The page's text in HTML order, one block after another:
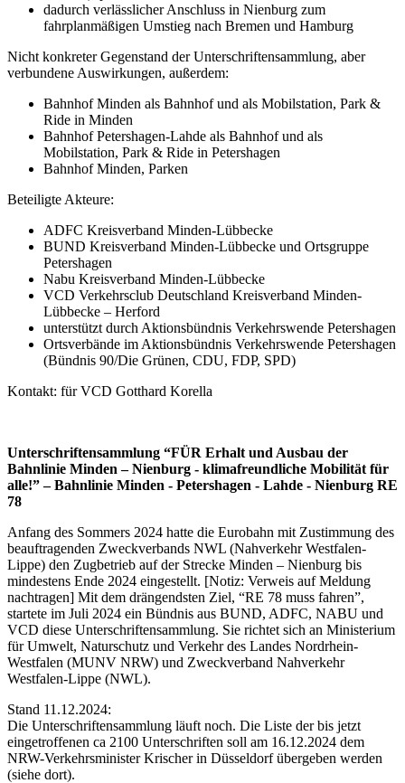
dadurch verlässlicher Anschluss in Nienburg zum
fahrplanmäßigen Umstieg nach Bremen und Hamburg
Nicht konkreter Gegenstand der Unterschriftensammlung, aber
verbundene Auswirkungen, außerdem:
Bahnhof Minden als Bahnhof und als Mobilstation, Park &
Ride in Minden
Bahnhof Petershagen-Lahde als Bahnhof und als
Mobilstation, Park & Ride in Petershagen
Bahnhof Minden, Parken
Beteiligte Akteure:
ADFC Kreisverband Minden-Lübbecke
BUND Kreisverband Minden-Lübbecke und Ortsgruppe
Petershagen
Nabu Kreisverband Minden-Lübbecke
VCD Verkehrsclub Deutschland Kreisverband Minden-
Lübbecke – Herford
unterstützt durch Aktionsbündnis Verkehrswende Petershagen
Ortsverbände im Aktionsbündnis Verkehrswende Petershagen
(Bündnis 90/Die Grünen, CDU, FDP, SPD)
Kontakt: für VCD Gotthard Korella
Unterschriftensammlung “FÜR Erhalt und Ausbau der
Bahnlinie Minden – Nienburg - klimafreundliche Mobilität für
alle!” – Bahnlinie Minden - Petershagen - Lahde - Nienburg RE
78
Anfang des Sommers 2024 hatte die Eurobahn mit Zustimmung des
beauftragenden Zweckverbands NWL (Nahverkehr Westfalen-
Lippe) den Zugbetrieb auf der Strecke Minden – Nienburg bis
mindestens Ende 2024 eingestellt. [Notiz: Verweis auf Meldung
nachtragen] Mit dem drängendsten Ziel, “RE 78 muss fahren”,
startete im Juli 2024 ein Bündnis aus BUND, ADFC, NABU und
VCD diese Unterschriftensammlung. Sie richtet sich an Ministerium
für Umwelt, Naturschutz und Verkehr des Landes Nordrhein-
Westfalen (MUNV NRW) und Zweckverband Nahverkehr
Westfalen-Lippe (NWL).
Stand 11.12.2024:
Die Unterschriftensammlung läuft noch. Die Liste der bis jetzt
eingetroffenen ca 2100 Unterschriften soll am 16.12.2024 dem
NRW-Verkehrsminister Krischer in Düsseldorf übergeben werden
(siehe dort).